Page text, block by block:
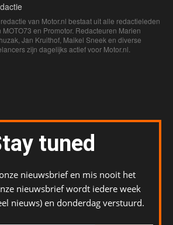
van Motor.nl bestaat uit alle redactieleden
MOTO73 en Promotor. Redacteuren Marien
Jan Kruithof, Maikel Sneek en diverse
zijn dagelijks actief voor Motor.nl.
tuned
nieuwsbrief en mis nooit het
nieuwsbrief wordt iedere week
nieuws) en donderdag verstuurd.